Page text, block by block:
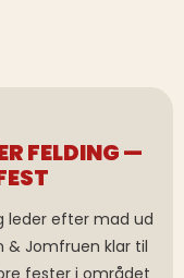
FELDING —
leder efter mad ud
& Jomfruen klar til